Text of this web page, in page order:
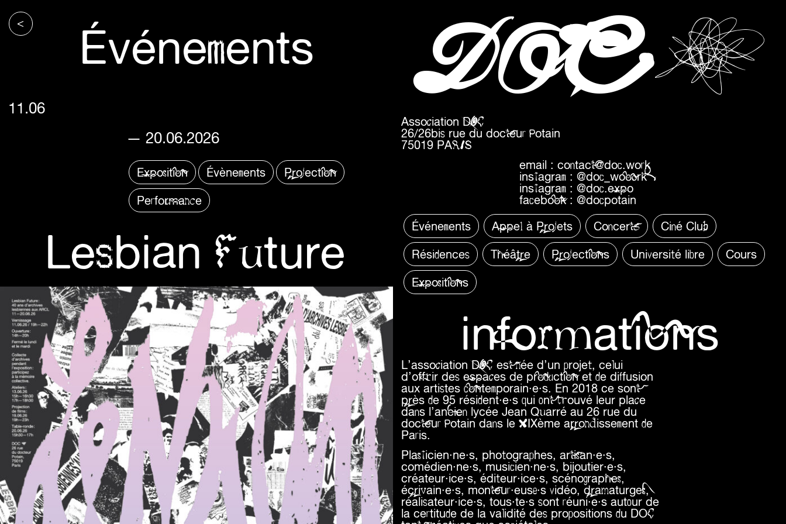
< Événements
11.06
— 20.06.2026
Exposition Évènements Projection
Performance
Lesbian Future
DOCp
Association DOC
26/26bis rue du docteur Potain
75019 PARIS
email : contact@doc.work
instagram : @doc_wooork
instagram : @doc.expo
facebook : @docpotain
Événements
Appel à Projets Concerts Ciné Club
Résidences Théâtre Projections Université libre Cours
Expositions
informations
L’association DOC est née d’un projet, celui
d’offrir des espaces de production et de diffusion
aux artistes contemporain·e·s. En 2018 ce sont
près de 95 résident·e·s qui ont trouvé leur place
dans l’ancien lycée Jean Quarré au 26 rue du
docteur Potain dans le XIXème arrondissement de
Paris.
Plasticien·ne·s, photographes, artisan·e·s,
comédien·ne·s, musicien·ne·s, bijoutier·e·s,
créateur·ice·s, éditeur·ice·s, scénographes,
écrivain·e·s, monteur·euse·s vidéo, dramaturges,
réalisateur·ice·s, tous·te·s sont réuni·e·s autour de
la certitude de la validité des propositions du DOC